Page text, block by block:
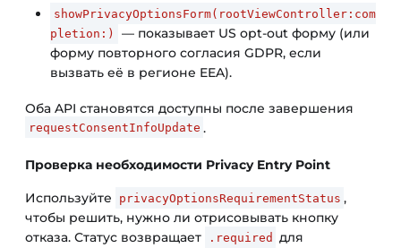
showPrivacyOptionsForm(rootViewController:com
pletion:)
— показывает US opt-out форму (или
форму повторного согласия GDPR, если
вызвать её в регионе EEA).
Оба API становятся доступны после завершения
requestConsentInfoUpdate .
Проверка необходимости Privacy Entry Point
Используйте privacyOptionsRequirementStatus ,
чтобы решить, нужно ли отрисовывать кнопку
отказа. Статус возвращает
.required для